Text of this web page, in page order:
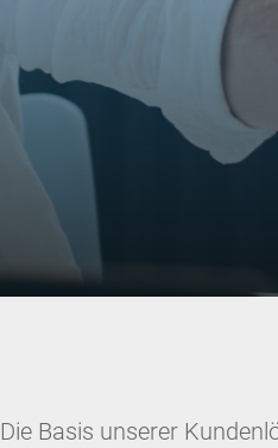
Die Basis unserer